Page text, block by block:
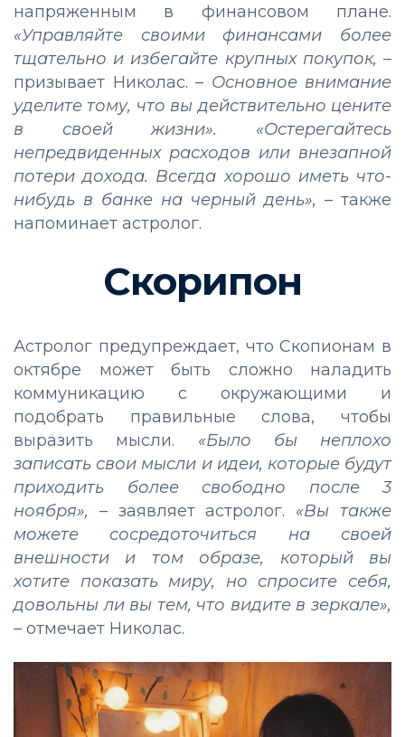
напряженным в финансовом плане.
«Управляйте своими финансами более
тщательно и избегайте крупных покупок, –
призывает Николас. – Основное внимание
уделите тому, что вы действительно цените
в своей жизни». «Остерегайтесь
непредвиденных расходов или внезапной
потери дохода. Всегда хорошо иметь что-
нибудь в банке на черный день», – также
напоминает астролог.
Скорипон
Астролог предупреждает, что Скопионам в
октябре может быть сложно наладить
коммуникацию с окружающими и
подобрать правильные слова, чтобы
выразить мысли. «Было бы неплохо
записать свои мысли и идеи, которые будут
приходить более свободно после 3
ноября», – заявляет астролог. «Вы также
можете сосредоточиться на своей
внешности и том образе, который вы
хотите показать миру, но спросите себя,
довольны ли вы тем, что видите в зеркале»,
– отмечает Николас.